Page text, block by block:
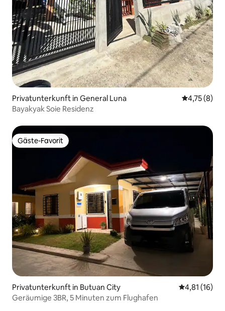
Privatunterkunft in General Luna
4,75 (8)
Bayakyak Soie Residenz
Gäste-Favorit
Gäste-Favorit
Privatunterkunft in Butuan City
4,81 (16)
Geräumige 3BR, 5 Minuten zum Flughafen